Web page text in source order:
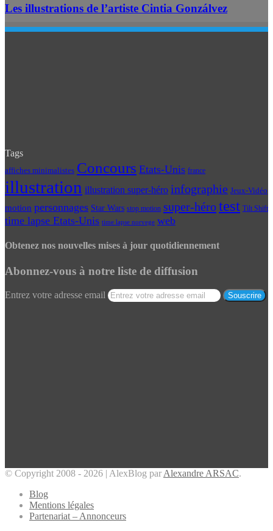
Les illustrations de l’artiste Cintia Gonzálvez
Tags
affiches minimalistes Concours Etats-Unis france
illustration illustration super-héro infographie Jeux-Vidéo
motion personnages Star Wars stop motion super-hérotest Tilt Shift
time lapse Etats-Unis time lapse norvege web
Obtenez nos nouvelles mises à jour quotidiennement
Abonnez-vous à notre liste de diffusion
Entrez votre adresse email
© Copyright 2008 - 2026 | AlexBlog par Alexandre ARSAC.
Blog
Mentions légales
Partenariat – Annonceurs